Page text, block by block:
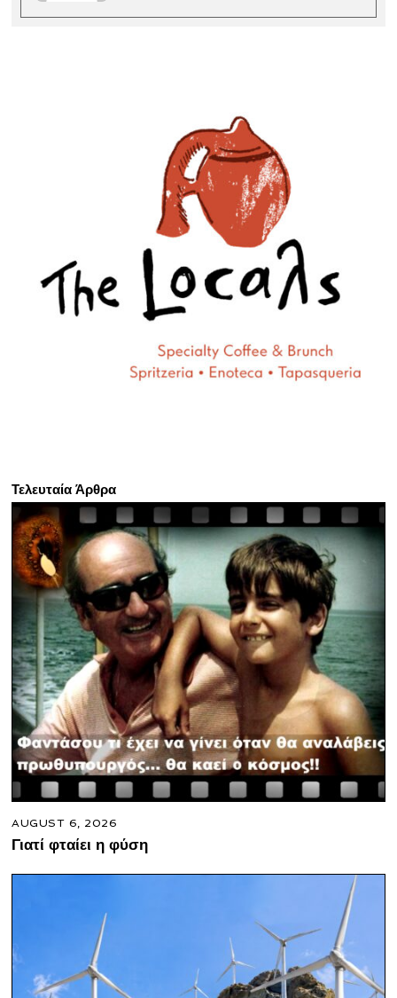
Τελευταία Άρθρα
AUGUST 6, 2026
Γιατί φταίει η φύση